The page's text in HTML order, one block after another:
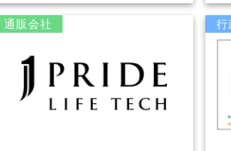
通販会社 行